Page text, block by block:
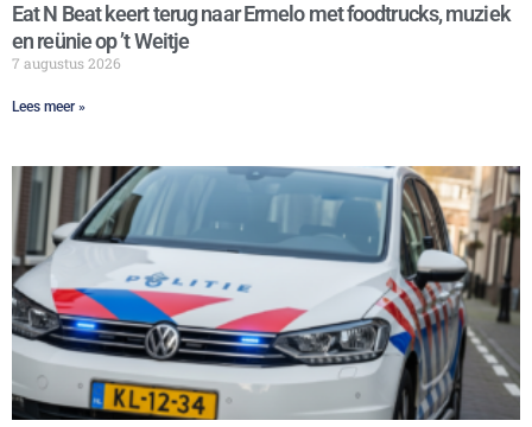
Eat N Beat keert terug naar Ermelo met foodtrucks, muziek
en reünie op ’t Weitje
7 augustus 2026
Lees meer »